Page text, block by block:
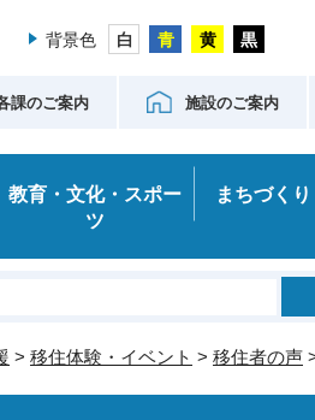
背景色
課のご案内 施設のご案内
教育・文化・スポー
ツ
まちづく
> 移住体験・イベント > 移住者の声